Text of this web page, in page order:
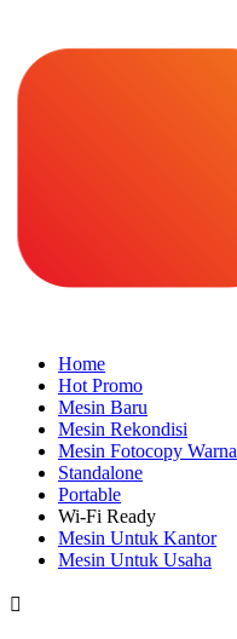
Home
Hot Promo
Mesin Baru
Mesin Rekondisi
Mesin Fotocopy Warna
Standalone
Portable
Wi-Fi Ready
Mesin Untuk Kantor
Mesin Untuk Usaha